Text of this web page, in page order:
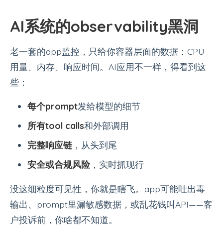
AI系统的observability黑洞
老一套的app监控，只给你容器层面的数据：CPU
用量、内存、响应时间。AI应用不一样，得看到这
些：
每个prompt发给模型的细节
所有tool calls和外部调用
完整响应链 ，从头到尾
安全或合规风险，实时抓现行
没这细粒度可见性，你就是瞎飞。app可能吐出毒
输出、prompt里漏敏感数据，或乱花钱叫API——客
户投诉前，你啥都不知道。